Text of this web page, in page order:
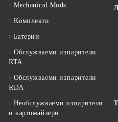
Mechanical Mods
Kомплекти
Батерии
Обслужваеми изпарители
RTA
Обслужваеми изпарители
RDA
Необслужваеми изпарители
и картомайзери